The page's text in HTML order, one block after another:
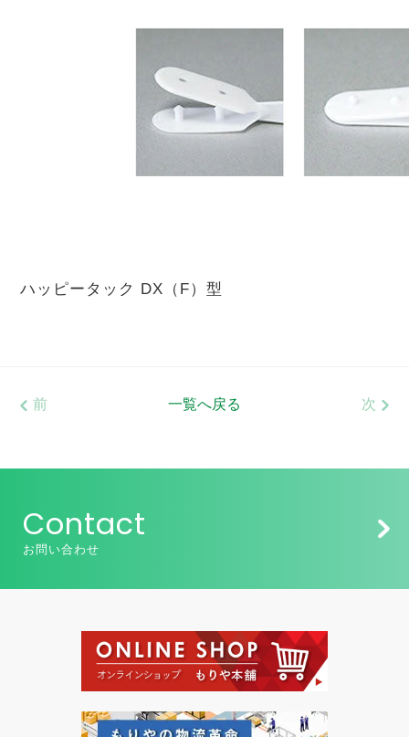
ハッピータック DX（F）型
前 一覧へ戻る 次
Contact
お問い合わせ